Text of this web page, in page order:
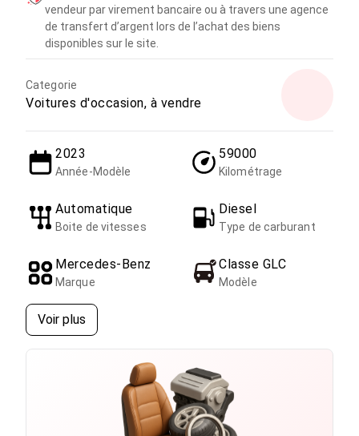
vendeur par virement bancaire ou à travers une agence
de transfert d’argent lors de l’achat des biens
disponibles sur le site.
Categorie
Voitures d'occasion, à vendre
2023
Année-Modèle
59000
Kilométrage
Automatique
Boite de vitesses
Diesel
Type de carburant
Mercedes-Benz
Marque
Classe GLC
Modèle
Voir plus